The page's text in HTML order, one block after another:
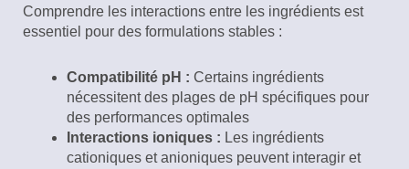
Comprendre les interactions entre les ingrédients est
essentiel pour des formulations stables :
Compatibilité pH : Certains ingrédients
nécessitent des plages de pH spécifiques pour
des performances optimales
Interactions ioniques : Les ingrédients
cationiques et anioniques peuvent interagir et